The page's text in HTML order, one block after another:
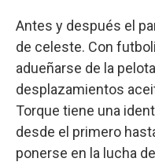
Antes y después el
de celeste. Con
adueñarse de la
desplazamientos
Torque tiene una
desde el primero
ponerse en la lucha